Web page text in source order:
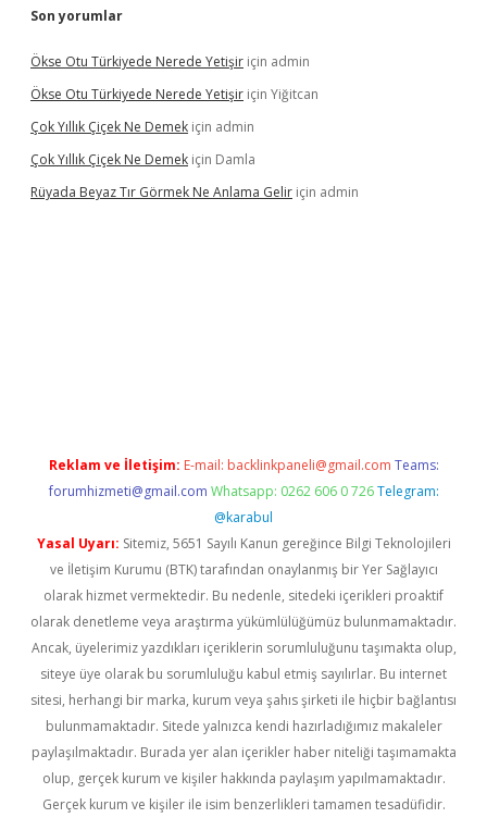
Son yorumlar
Ökse Otu Türkiyede Nerede Yetişir için admin
Ökse Otu Türkiyede Nerede Yetişir için Yiğitcan
Çok Yıllık Çiçek Ne Demek için admin
Çok Yıllık Çiçek Ne Demek için Damla
Rüyada Beyaz Tır Görmek Ne Anlama Gelir için admin
Reklam ve İletişim: E-mail: backlinkpaneli@gmail.com Teams:
forumhizmeti@gmail.com Whatsapp: 0262 606 0 726 Telegram:
@karabul
Yasal Uyarı: Sitemiz, 5651 Sayılı Kanun gereğince Bilgi Teknolojileri
ve İletişim Kurumu (BTK) tarafından onaylanmış bir Yer Sağlayıcı
olarak hizmet vermektedir. Bu nedenle, sitedeki içerikleri proaktif
olarak denetleme veya araştırma yükümlülüğümüz bulunmamaktadır.
Ancak, üyelerimiz yazdıkları içeriklerin sorumluluğunu taşımakta olup,
siteye üye olarak bu sorumluluğu kabul etmiş sayılırlar. Bu internet
sitesi, herhangi bir marka, kurum veya şahıs şirketi ile hiçbir bağlantısı
bulunmamaktadır. Sitede yalnızca kendi hazırladığımız makaleler
paylaşılmaktadır. Burada yer alan içerikler haber niteliği taşımamakta
olup, gerçek kurum ve kişiler hakkında paylaşım yapılmamaktadır.
Gerçek kurum ve kişiler ile isim benzerlikleri tamamen tesadüfidir.